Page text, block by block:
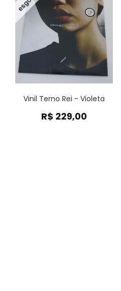
Vinil Terno Rei - Violeta
R$ 229,00